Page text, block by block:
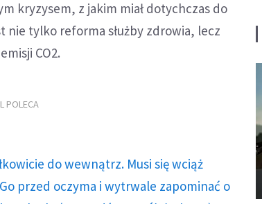
kryzysem, z jakim miał dotychczas do
nie tylko reforma służby zdrowia, lecz
CO2.
POLECA
do wewnątrz. Musi się wciąż
przed oczyma i wytrwale zapominać o